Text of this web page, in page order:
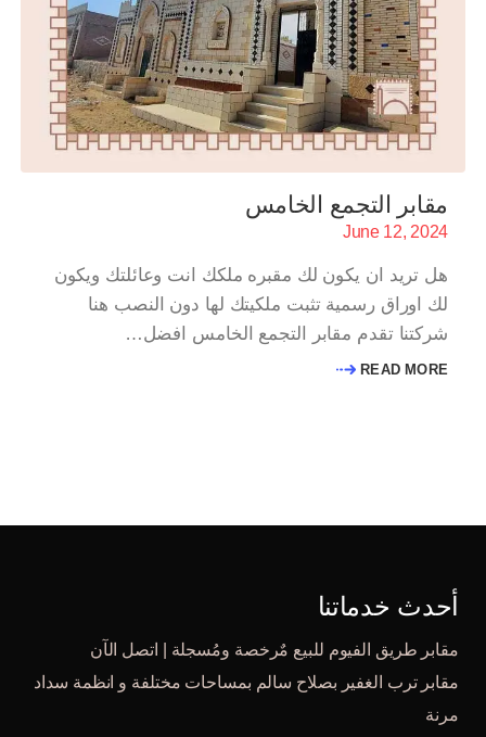
مقابر التجمع الخامس
June 12, 2024
هل تريد ان يكون لك مقبره ملكك انت وعائلتك ويكون
لك اوراق رسمية تثبت ملكيتك لها دون النصب هنا
شركتنا تقدم مقابر التجمع الخامس افضل…
READ MORE
أحدث خدماتنا
مقابر طريق الفيوم للبيع مٌرخصة ومُسجلة | اتصل الآن
مقابر ترب الغفير بصلاح سالم بمساحات مختلفة و انظمة سداد
مرنة